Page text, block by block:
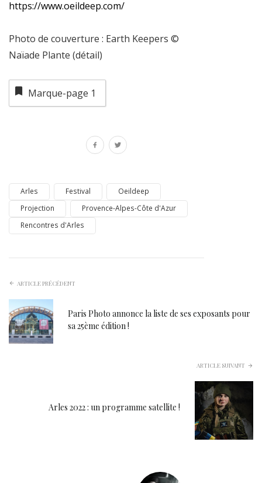
https://www.oeildeep.com/
Photo de couverture : Earth Keepers ©
Naïade Plante (détail)
Marque-page 1
Arles Festival
Oeildeep
Projection
Provence-Alpes-Côte d'Azur
Rencontres d'Arles
ARTICLE PRÉCÉDENT
Paris Photo annonce la liste de ses exposants pour
sa 25ème édition !
ARTICLE SUIVANT
Arles 2022 : un programme satellite !